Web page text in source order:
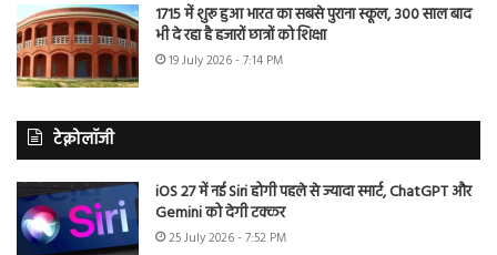
1715 में शुरू हुआ भारत का सबसे पुराना स्कूल, 300 साल बाद
भी दे रहा है हजारों छात्रों को शिक्षा
19 July 2026 - 7:14 PM
टेक्नोलॉजी
iOS 27 में नई Siri होगी पहले से ज्यादा स्मार्ट, ChatGPT और
Gemini को देगी टक्कर
25 July 2026 - 7:52 PM